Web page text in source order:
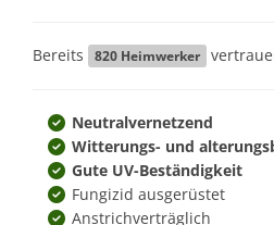
Bereits 820 Heimwerker
Neutralvernetzend
Witterungs- und
Gute UV-Beständigkeit
Fungizid ausgerüstet
Anstrichverträglich